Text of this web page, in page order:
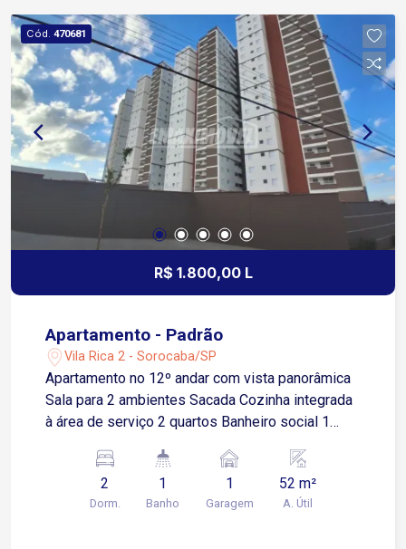
Cód. 470681
R$ 1.800,00 L
Apartamento - Padrão
Vila Rica 2 - Sorocaba/SP
Apartamento no 12º andar com vista panorâmica
Sala para 2 ambientes Sacada Cozinha integrada
à área de serviço 2 quartos Banheiro social 1
minuto da Rua Dr. Luiz Mendes de Almeida 5
minutos da Avenida Dr. Armando Pannunzio
Aproximadamente 500 metros da Rodovia
2
Dorm.
1
Banho
1
Garagem
52 m²
A. Útil